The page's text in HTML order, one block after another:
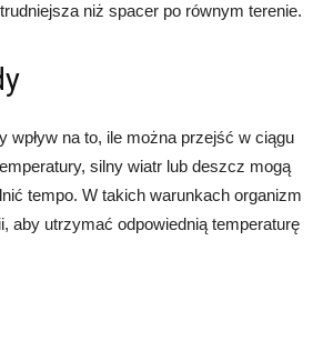
niż spacer po równym terenie.
wpływ na to, ile można przejść w ciągu
silny wiatr lub deszcz mogą
tempo. W takich warunkach organizm
aby utrzymać odpowiednią temperaturę